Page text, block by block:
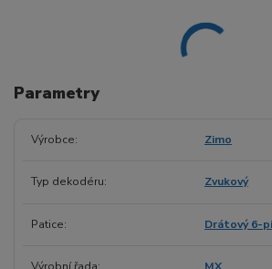
Parametry
Výrobce Zimo
Typ dekodéru Zvukový
Patice Drátový 6-